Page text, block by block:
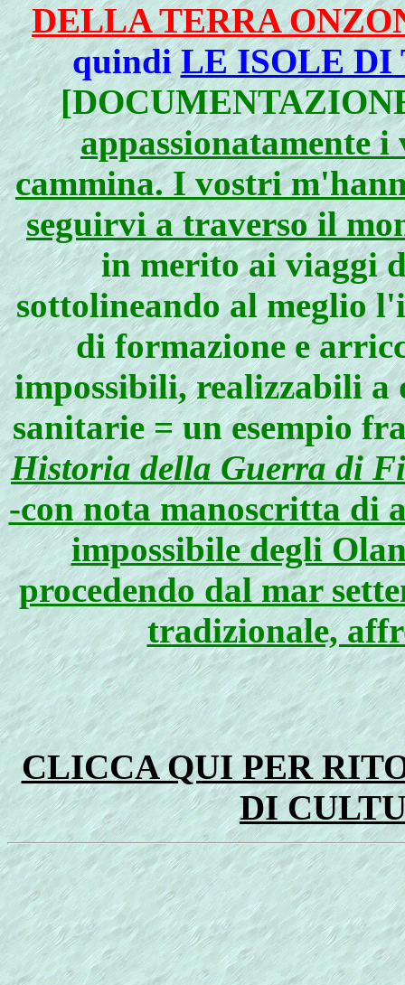
DELLA TERRA
quindiLE ISOLE DI
appassionatamente
cammina. I vostri
seguirvi a traverso il
in merito ai viaggi
sottolineando al meglio
di formazione e
impossibili, realizzabili a
sanitarie = un esempio
Historia della Guerra di
-con nota manoscritta di
impossibile degli
procedendo dal mar
tradizionale,
CLICCA QUI PER
DI